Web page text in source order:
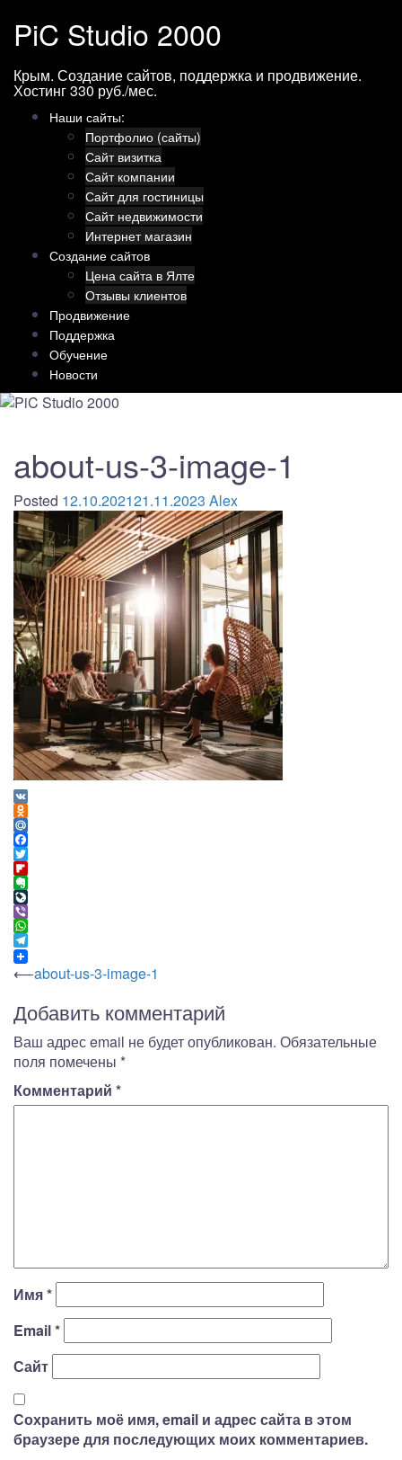
содержимому
PiC Studio 2000
Крым. Создание сайтов, поддержка и продвижение.
Хостинг 330 руб./мес.
Наши сайты:
Портфолио (сайты)
Сайт визитка
Сайт компании
Сайт для гостиницы
Сайт недвижимости
Интернет магазин
Создание сайтов
Цена сайта в Ялте
Отзывы клиентов
Продвижение
Поддержка
Обучение
Новости
about-us-3-image-1
Posted 12.10.202121.11.2023 Alex
VK
Odnoklassniki
Mail.Ru
Facebook
Twitter
Flipboard
Evernote
LiveJournal
Viber
WhatsApp
Telegram
Навигация
по
записям
⟵about-us-3-image-1
Добавить комментарий
Ваш адрес email не будет опубликован. Обязательные
поля помечены *
Комментарий *
Имя*
Email*
Сайт
Сохранить моё имя, email и адрес сайта в этом
браузере для последующих моих комментариев.